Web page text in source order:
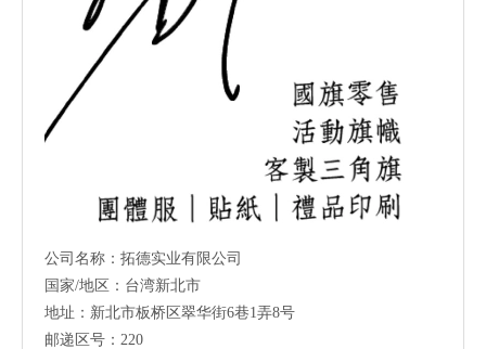
公司名称：拓德实业有限公司
国家/地区：台湾新北市
地址：新北市板桥区翠华街6巷1弄8号
邮递区号：220